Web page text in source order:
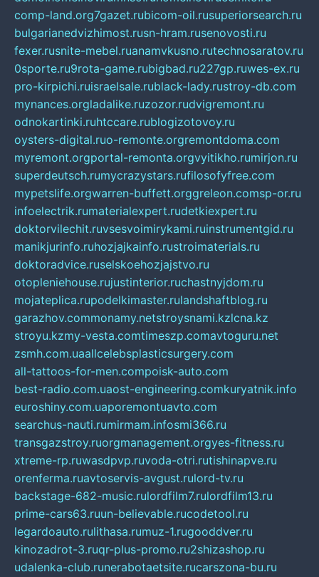
comp-land.org7gazet.rubicom-oil.rusuperiorsearch.ru
bulgarianedvizhimost.rusn-hram.rusenovosti.ru
fexer.rusnite-mebel.ruanamvkusno.rutechnosaratov.ru
0sporte.ru9rota-game.rubigbad.ru227gp.ruwes-ex.ru
pro-kirpichi.ruisraelsale.rublack-lady.rustroy-db.com
mynances.orgladalike.ruzozor.rudvigremont.ru
odnokartinki.ruhtccare.rublogizotovoy.ru
oysters-digital.ruo-remonte.orgremontdoma.com
myremont.orgportal-remonta.orgvyitikho.rumirjon.ru
superdeutsch.rumycrazystars.rufilosofyfree.com
mypetslife.orgwarren-buffett.orggreleon.comsp-or.ru
infoelectrik.rumaterialexpert.rudetkiexpert.ru
doktorvilechit.ruvsesvoimirykami.ruinstrumentgid.ru
manikjurinfo.ruhozjajkainfo.rustroimaterials.ru
doktoradvice.ruselskoehozjajstvo.ru
otopleniehouse.rujustinterior.ruchastnyjdom.ru
mojateplica.rupodelkimaster.rulandshaftblog.ru
garazhov.commonamy.netstroysnami.kzlcna.kz
stroyu.kzmy-vesta.comtimeszp.comavtoguru.net
zsmh.com.uaallcelebsplasticsurgery.com
all-tattoos-for-men.compoisk-auto.com
best-radio.com.uaost-engineering.comkuryatnik.info
euroshiny.com.uaporemontuavto.com
searchus-nauti.rumirmam.infosmi366.ru
transgazstroy.ruorgmanagement.orgyes-fitness.ru
xtreme-rp.ruwasdpvp.ruvoda-otri.rutishinapve.ru
orenferma.ruavtoservis-avgust.rulord-tv.ru
backstage-682-music.rulordfilm7.rulordfilm13.ru
prime-cars63.ruun-believable.rucodetool.ru
legardoauto.rulithasa.rumuz-1.rugooddver.ru
kinozadrot-3.ruqr-plus-promo.ru2shizashop.ru
udalenka-club.runerabotaetsite.rucarszona-bu.ru